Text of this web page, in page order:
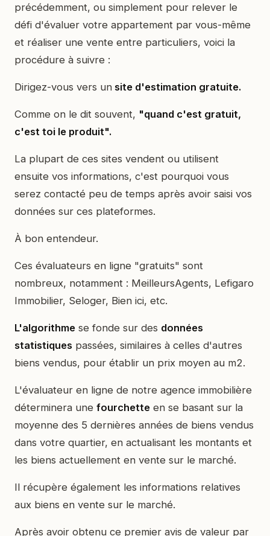
précédemment, ou simplement pour relever le
défi d'évaluer votre appartement par vous-même
et réaliser une vente entre particuliers, voici la
procédure à suivre :
Dirigez-vous vers un site d'estimation gratuite.
Comme on le dit souvent, "quand c'est gratuit,
c'est toi le produit".
La plupart de ces sites vendent ou utilisent
ensuite vos informations, c'est pourquoi vous
serez contacté peu de temps après avoir saisi vos
données sur ces plateformes.
À bon entendeur.
Ces évaluateurs en ligne "gratuits" sont
nombreux, notamment : MeilleursAgents, Lefigaro
Immobilier, Seloger, Bien ici, etc.
L'algorithme se fonde sur des données
statistiques passées, similaires à celles d'autres
biens vendus, pour établir un prix moyen au m2.
L'évaluateur en ligne de notre agence immobilière
déterminera une fourchette en se basant sur la
moyenne des 5 dernières années de biens vendus
dans votre quartier, en actualisant les montants et
les biens actuellement en vente sur le marché.
Il récupère également les informations relatives
aux biens en vente sur le marché.
Après avoir obtenu ce premier avis de valeur par